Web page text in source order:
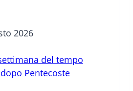
2026
del tempo
Pentecoste